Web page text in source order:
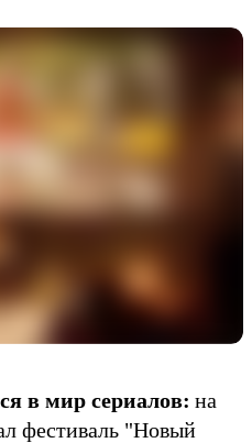
в мир сериалов: на
фестиваль "Новый